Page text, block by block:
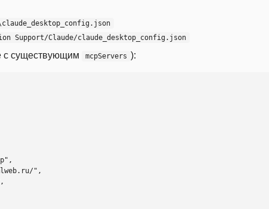
Support/Claude/claude_desktop_config.json
с существующим mcpServers ):